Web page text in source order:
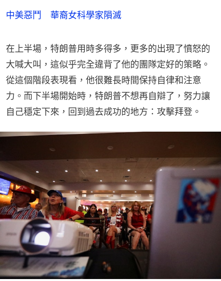
中美惡鬥 華裔女科學家隕滅
在上半場，特朗普用時多得多，更多的出現了憤怒的
大喊大叫，這似乎完全違背了他的團隊定好的策略。
從這個階段表現看，他很難長時間保持自律和注意
力。而下半場開始時，特朗普不想再自辯了，努力讓
自己穩定下來，回到過去成功的地方：攻擊拜登。